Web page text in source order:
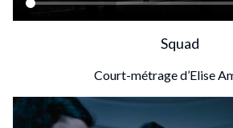
Squad
Court-métrage d’Elise